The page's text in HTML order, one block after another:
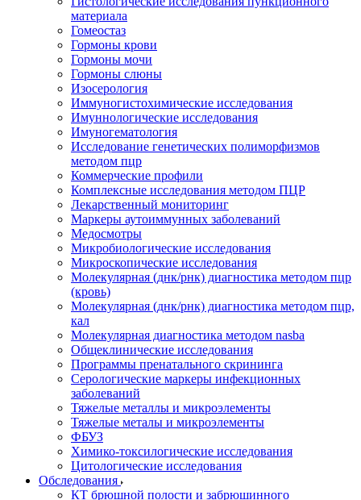
материала
Гомеостаз
Гормоны крови
Гормоны мочи
Гормоны слюны
Изосерология
Иммуногистохимические исследования
Имуннологические исследования
Имуногематология
Исследование генетических полиморфизмов
методом пцр
Коммерческие профили
Комплексные исследования методом ПЦР
Лекарственный мониторинг
Маркеры аутоиммунных заболеваний
Медосмотры
Микробиологические исследования
Микроскопические исследования
Молекулярная (днк/рнк) диагностика методом пцр
(кровь)
Молекулярная (днк/рнк) диагностика методом пцр,
кал
Молекулярная диагностика методом nasba
Общеклинические исследования
Программы пренатального скрининга
Серологические маркеры инфекционных
заболеваний
Тяжелые металлы и микроэлементы
Тяжелые металы и микроэлементы
ФБУЗ
Химико-токсилогические исследования
Цитологические исследования
Обследования
КТ брюшной полости и забрюшинного